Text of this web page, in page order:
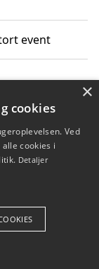
event
×
cookies
Ved
cookies i
Detaljer